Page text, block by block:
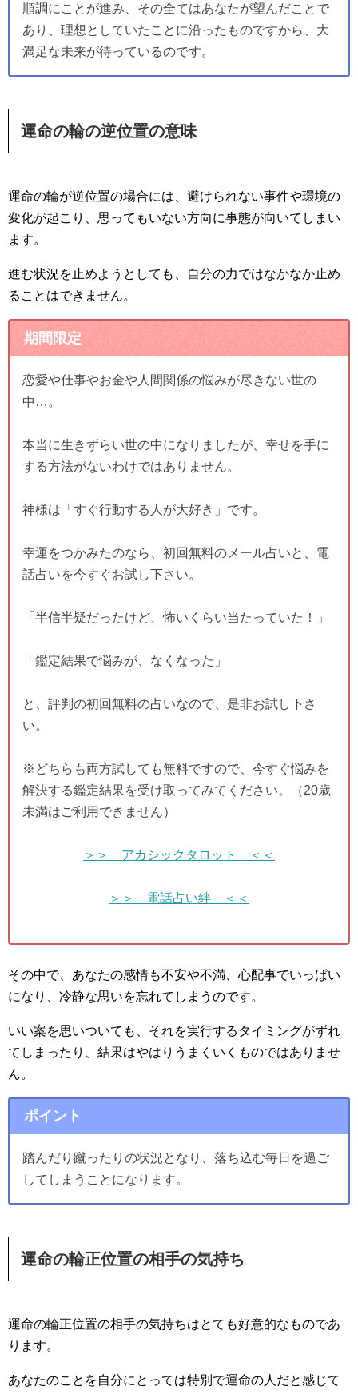
順調にことが進み、その全てはあなたが望んだことで
あり、理想としていたことに沿ったものですから、大
満足な未来が待っているのです。
運命の輪の逆位置の意味
運命の輪が逆位置の場合には、避けられない事件や環境の
変化が起こり、思ってもいない方向に事態が向いてしまい
ます。
進む状況を止めようとしても、自分の力ではなかなか止め
ることはできません。
期間限定
恋愛や仕事やお金や人間関係の悩みが尽きない世の
中…。
本当に生きずらい世の中になりましたが、幸せを手に
する方法がないわけではありません。
神様は「すぐ行動する人が大好き」です。
幸運をつかみたのなら、初回無料のメール占いと、電
話占いを今すぐお試し下さい。
「半信半疑だったけど、怖いくらい当たっていた！」
「鑑定結果で悩みが、なくなった」
と、評判の初回無料の占いなので、是非お試し下さ
い。
※どちらも両方試しても無料ですので、今すぐ悩みを
解決する鑑定結果を受け取ってみてください。（20歳
未満はご利用できません）
＞＞ アカシックタロット ＜＜
＞＞ 電話占い絆 ＜＜
その中で、あなたの感情も不安や不満、心配事でいっぱい
になり、冷静な思いを忘れてしまうのです。
いい案を思いついても、それを実行するタイミングがずれ
てしまったり、結果はやはりうまくいくものではありませ
ん。
ポイント
踏んだり蹴ったりの状況となり、落ち込む毎日を過ご
してしまうことになります。
運命の輪正位置の相手の気持ち
運命の輪正位置の相手の気持ちはとても好意的なものであ
ります。
あなたのことを自分にとっては特別で運命の人だと感じて